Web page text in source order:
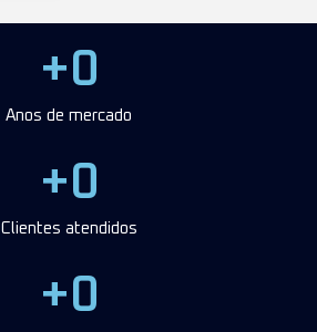
Anos de mercado
+0
Clientes atendidos
+0
+0